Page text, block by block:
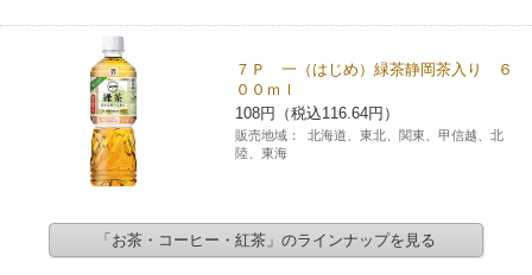
７Ｐ 一（はじめ）緑茶静岡茶入り ６
００ｍｌ
108円（税込116.64円）
販売地域：
北海道、東北、関東、甲信越、北
陸、東海
「お茶・コーヒー・紅茶」のラインナップを見る